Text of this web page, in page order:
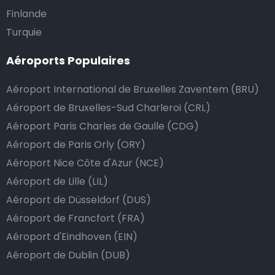
Nous mettons tout en œuvre pour que votre trajet se
passe de la manière la plus sûre, confortable et
dépasse vos attentes, vous avez bien sûr la possibilité
La manière la plus simple pour ce faire est d’arrondir
le prix de la course au montant supérieur, ou de dire
au chauffeur de ne pas rendre la monnaie après lui
avoir donné un billet plus élevé que le prix de la
course.
Combien coûte une navette d’aéroport à
Redange?
L’un des plus gros avantages des transports
Finlande
Turquie
Aéroports Populaires
Aéroport International de Bruxelles Zaventem (BRU)
Aéroport de Bruxelles-Sud Charleroi (CRL)
Aéroport Paris Charles de Gaulle (CDG)
Aéroport de Paris Orly (ORY)
Aéroport Nice Côte d'Azur (NCE)
Aéroport de Lille (LIL)
Aéroport de Düsseldorf (DUS)
Aéroport de Francfort (FRA)
Aéroport d'Eindhoven (EIN)
Aéroport de Dublin (DUB)